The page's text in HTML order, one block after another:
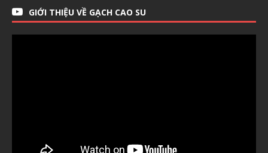
GIỚI THIỆU VỀ GẠCH CAO SU